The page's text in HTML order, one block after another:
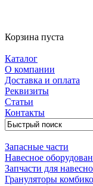
Корзина пуста
Каталог
О компании
Доставка и оплата
Реквизиты
Статьи
Контакты
Запасные части
Навесное
Запчасти для
Грануляторы